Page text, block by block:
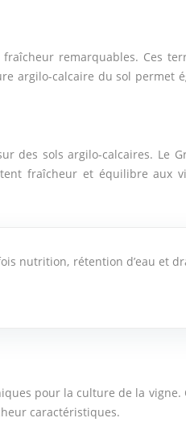
remarquables. Ces
argilo-calcaire du sol
des sols argilo-calcaires. Le
fraîcheur et équilibre aux
nutrition, rétention d’eau et
pour la culture de la vigne.
caractéristiques.